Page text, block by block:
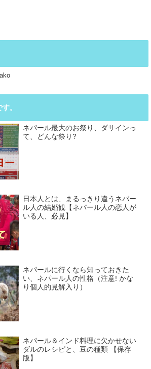
。
ネパール最大のお祭り、ダサインっ
て、どんな祭り?
日本人とは、まるっきり違うネパー
ル人の結婚観【ネパール人の恋人が
いる人、必見】
ネパールに行くなら知っておきた
い、ネパール人の性格（注意! かな
り個人的見解入り）
ネパール＆インド料理に欠かせない
ダルのレシピと、豆の種類 【保存
版】